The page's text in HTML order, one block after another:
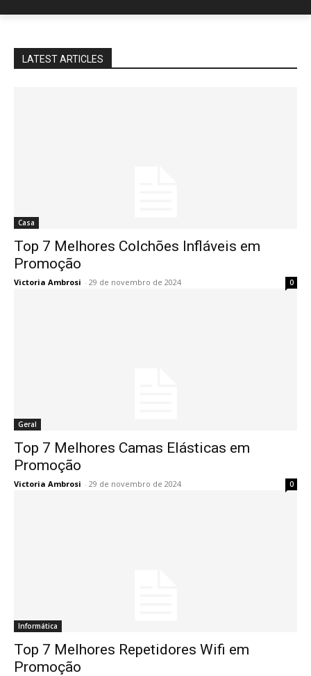
LATEST ARTICLES
Casa
Top 7 Melhores Colchões Infláveis em
Promoção
Victoria Ambrosi - 29 de novembro de 2024 0
Geral
Top 7 Melhores Camas Elásticas em
Promoção
Victoria Ambrosi - 29 de novembro de 2024 0
Informática
Top 7 Melhores Repetidores Wifi em
Promoção